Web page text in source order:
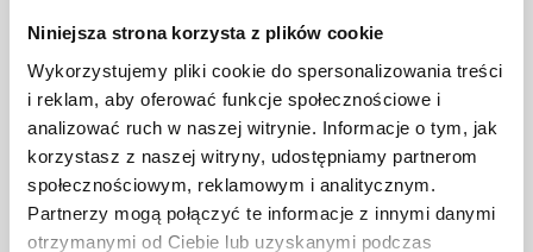
Niniejsza strona korzysta z plików cookie
Wykorzystujemy pliki cookie do spersonalizowania treści
i reklam, aby oferować funkcje społecznościowe i
analizować ruch w naszej witrynie. Informacje o tym, jak
korzystasz z naszej witryny, udostępniamy partnerom
społecznościowym, reklamowym i analitycznym.
Partnerzy mogą połączyć te informacje z innymi danymi
otrzymanymi od Ciebie lub uzyskanymi podczas
JAK BRYGADZISTA MOŻE ROZWINĄĆ SWOJE
KOMPETENCJE MENEDŻERSKIE?
Menedżer to niezwykle ważne stanowisko w każdej
firmie. Osoba je pełniąca jest w pełni odpowiedzialna
za realizację działań podległych mu osób oraz
działu.